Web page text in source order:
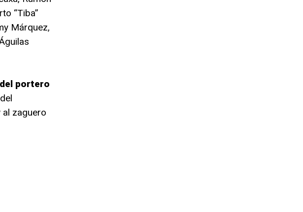
“Tiba”
Márquez,
portero
zaguero